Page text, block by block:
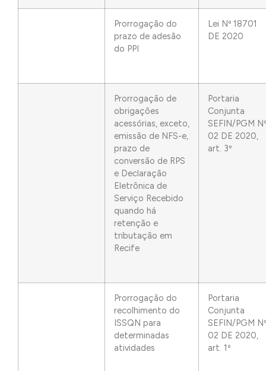
Prorrogação do
prazo de adesão
do PPI
Lei Nº 18701
DE 2020
Prorrogação de
obrigações
acessórias, exceto,
emissão de NFS-e,
prazo de
conversão de RPS
e Declaração
Eletrônica de
Serviço Recebido
quando há
retenção e
tributação em
Recife
Portaria
Conjunta
SEFIN/PGM Nº
02 DE 2020,
art. 3º
Prorrogação do
recolhimento do
ISSQN para
determinadas
atividades
Portaria
Conjunta
SEFIN/PGM Nº
02 DE 2020,
art. 1º